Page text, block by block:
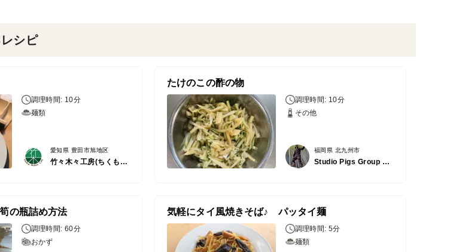
シピ
調理時間: 10分
麺類
愛知県 豊田市旭地区
竹々木々工房(ちくもくこうぼう）
たけのこの酢の物
調理時間: 10分
その他
福岡県 北九州市
Studio Pigs Group 筍菜
の瓶詰め方法
調理時間: 60分
おかず
気軽にタイ風焼きそば♪ パッタイ麺
調理時間: 5分
麺類